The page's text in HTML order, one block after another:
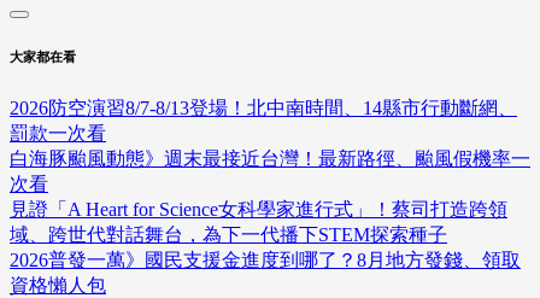
大家都在看
2026防空演習8/7-8/13登場！北中南時間、14縣市行動斷網、
罰款一次看
白海豚颱風動態》週末最接近台灣！最新路徑、颱風假機率一
次看
見證「A Heart for Science女科學家進行式」！蔡司打造跨領
域、跨世代對話舞台，為下一代播下STEM探索種子
2026普發一萬》國民支援金進度到哪了？8月地方發錢、領取
資格懶人包